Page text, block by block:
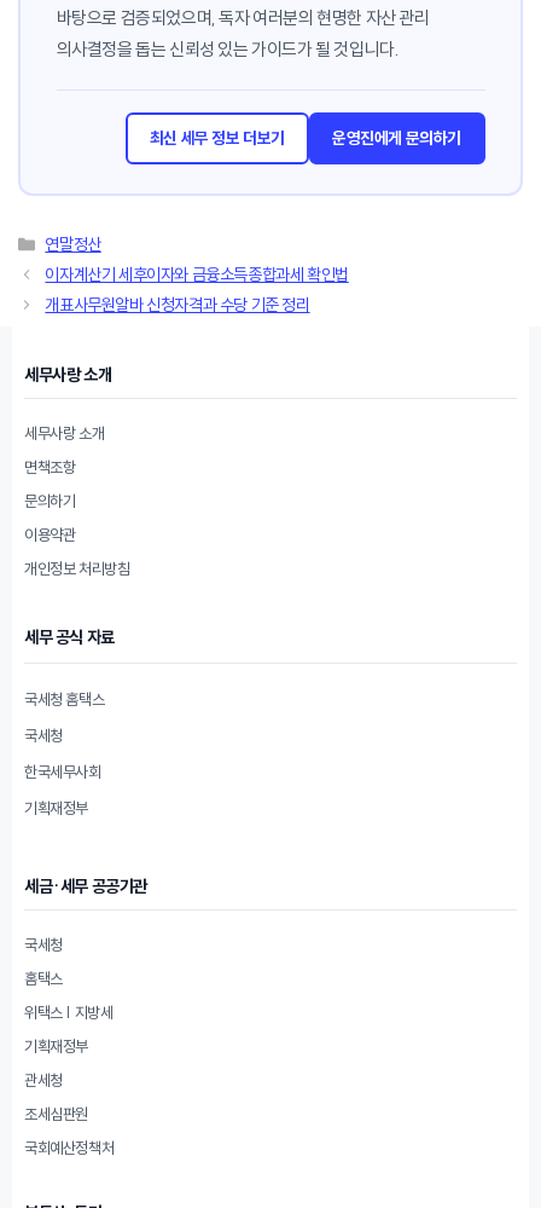
바탕으로 검증되었으며, 독자 여러분의 현명한 자산 관리
의사결정을 돕는 신뢰성 있는 가이드가 될 것입니다.
최신 세무 정보 더보기 운영진에게 문의하기
카
테
고
리
연말정산
이자계산기 세후이자와 금융소득종합과세 확인법
개표사무원알바 신청자격과 수당 기준 정리
세무사랑 소개
세무사랑 소개
면책조항
문의하기
이용약관
개인정보 처리방침
세무 공식 자료
국세청 홈택스
국세청
한국세무사회
기획재정부
세금·세무 공공기관
국세청
홈택스
위택스 | 지방세
기획재정부
관세청
조세심판원
국회예산정책처